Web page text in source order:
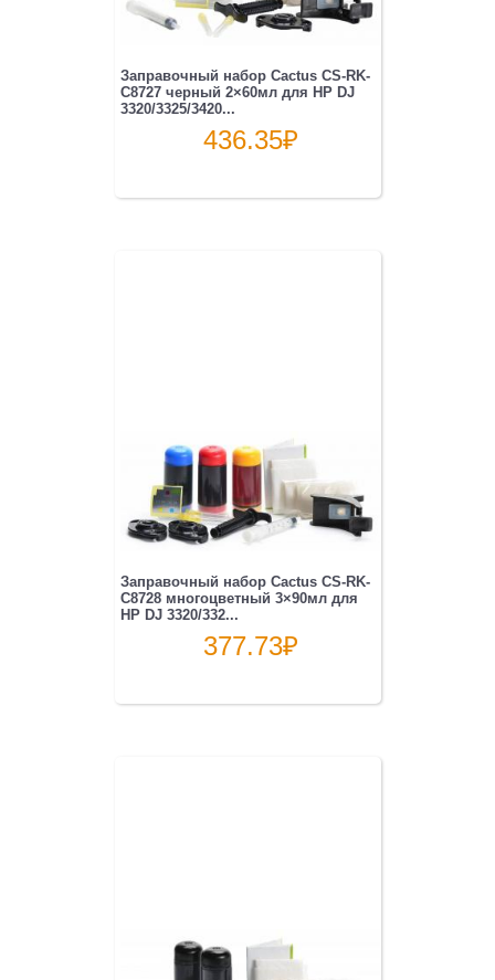
Заправочный набор Cactus CS-RK-
C8727 черный 2×60мл для HP DJ
3320/3325/3420...
436.35₽
Заправочный набор Cactus CS-RK-
C8728 многоцветный 3×90мл для
HP DJ 3320/332...
377.73₽